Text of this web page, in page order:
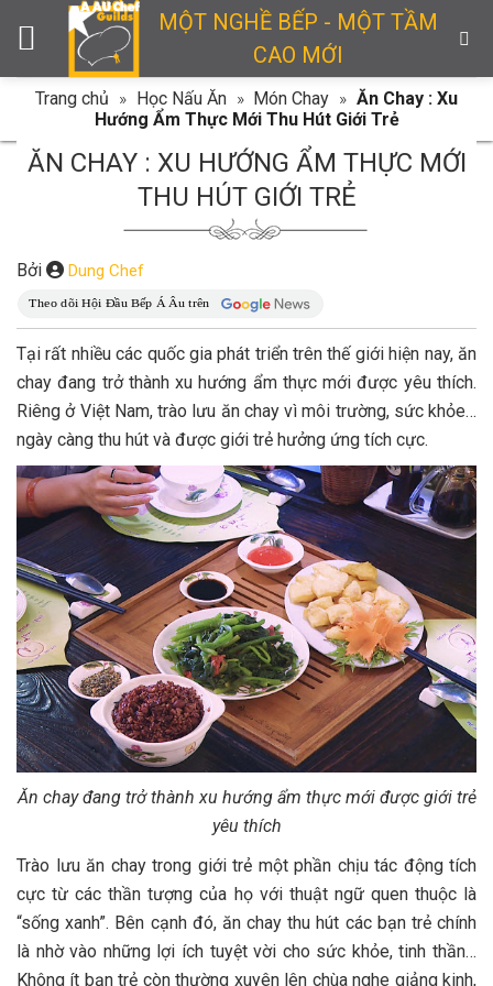
MỘT NGHỀ BẾP - MỘT TẦM
CAO MỚI
Trang chủ » Học Nấu Ăn » Món Chay » Ăn Chay : Xu
Hướng Ẩm Thực Mới Thu Hút Giới Trẻ
ĂN CHAY : XU HƯỚNG ẨM THỰC MỚI
THU HÚT GIỚI TRẺ
Bởi Dung Chef
Tại rất nhiều các quốc gia phát triển trên thế giới hiện nay, ăn
chay đang trở thành xu hướng ẩm thực mới được yêu thích.
Riêng ở Việt Nam, trào lưu ăn chay vì môi trường, sức khỏe…
ngày càng thu hút và được giới trẻ hưởng ứng tích cực.
Ăn chay đang trở thành xu hướng ẩm thực mới được giới trẻ
yêu thích
Trào lưu ăn chay trong giới trẻ một phần chịu tác động tích
cực từ các thần tượng của họ với thuật ngữ quen thuộc là
“sống xanh”. Bên cạnh đó, ăn chay thu hút các bạn trẻ chính
là nhờ vào những lợi ích tuyệt vời cho sức khỏe, tinh thần…
Không ít bạn trẻ còn thường xuyên lên chùa nghe giảng kinh,